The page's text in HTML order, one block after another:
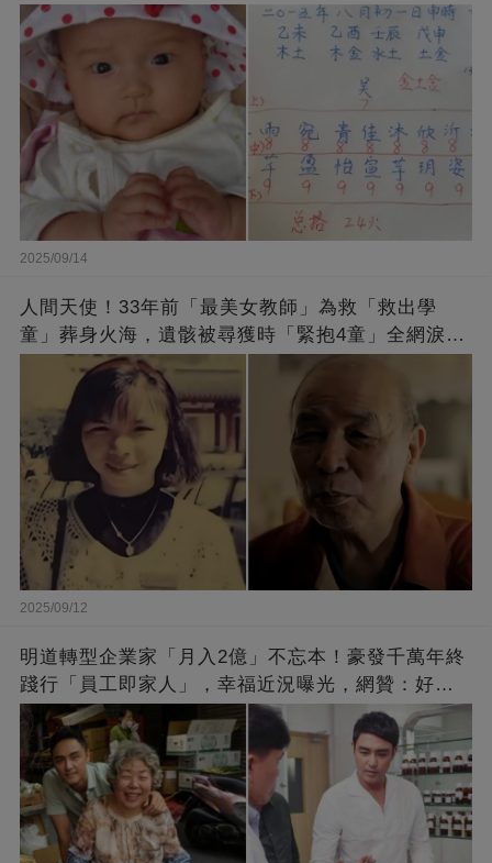
2025/09/14
人間天使！33年前「最美女教師」為救「救出學
童」葬身火海，遺骸被尋獲時「緊抱4童」全網淚
崩：真正的英雄不該被遺忘
2025/09/12
明道轉型企業家「月入2億」不忘本！豪發千萬年終
踐行「員工即家人」，幸福近況曝光，網贊：好老
闆的福報